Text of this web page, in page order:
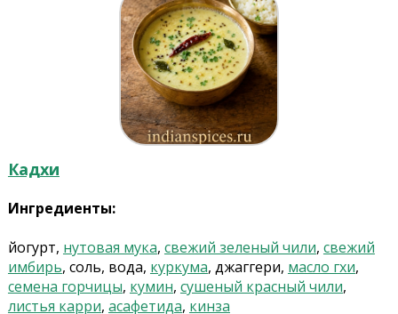
Кадхи
Ингредиенты:
йогурт, нутовая мука, свежий зеленый чили, свежий
имбирь, соль, вода, куркума, джаггери, масло гхи,
семена горчицы, кумин, сушеный красный чили,
листья карри, асафетида, кинза